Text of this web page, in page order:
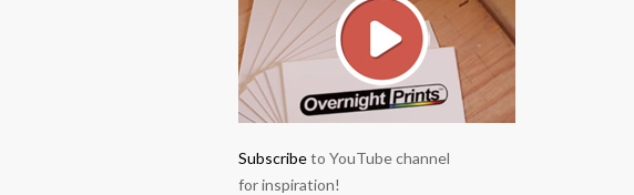
Subscribeto YouTube channel
for inspiration!